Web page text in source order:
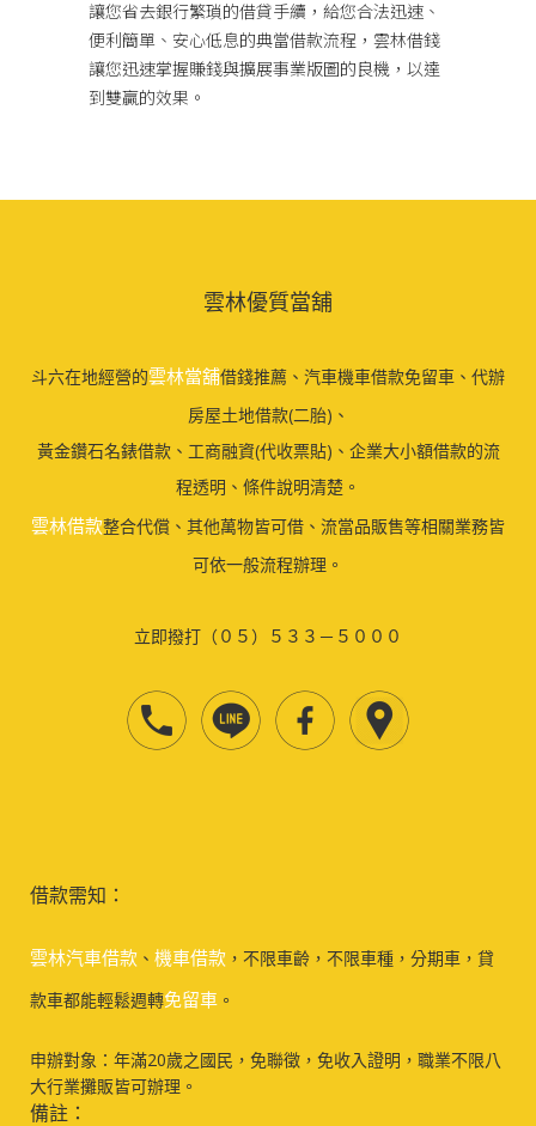
讓您省去銀行繁瑣的借貸手續，給您合法迅速、
便利簡單、安心低息的典當借款流程，雲林借錢
讓您迅速掌握賺錢與擴展事業版圖的良機，以達
到雙贏的效果。
雲林優質當舖
斗六在地經營的雲林當舖借錢推薦、汽車機車借款免留車、代辦
房屋土地借款(二胎)、
黃金鑽石名錶借款、工商融資(代收票貼)、企業大小額借款的流
程透明、條件說明清楚。
雲林借款整合代償、其他萬物皆可借、流當品販售等相關業務皆
可依一般流程辦理。
立即撥打（０５）５３３－５０００
借款需知：
雲林汽車借款 、 機車借款 ，不限車齡，不限車種，分期車，貸
款車都能輕鬆週轉免留車 。
申辦對象：年滿20歲之國民，免聯徵，免收入證明，職業不限八
大行業攤販皆可辦理。
備註：